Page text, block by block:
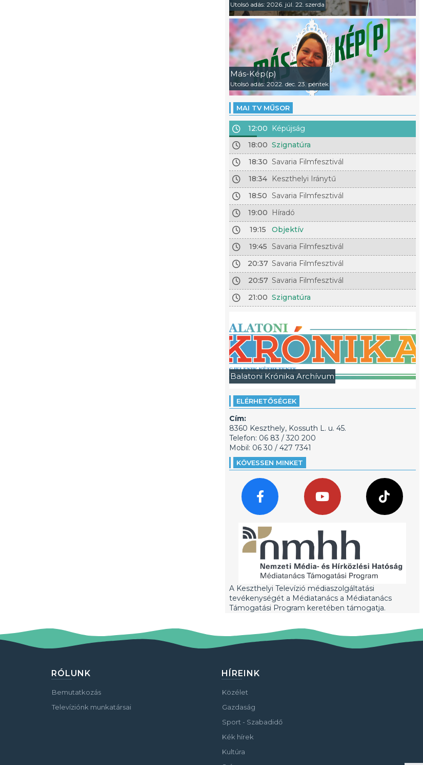
Utolsó adás: 2026. júl. 22. szerda
Más-Kép(p)
Utolsó adás: 2022. dec. 23. péntek
MAI TV MŰSOR
12:00
Képújság
18:00 Szignatúra
18:30 Savaria Filmfesztivál
18:34
Keszthelyi Iránytű
18:50 Savaria Filmfesztivál
19:00
Híradó
19:15
Objektív
19:45
Savaria Filmfesztivál
20:37 Savaria Filmfesztivál
20:57 Savaria Filmfesztivál
21:00 Szignatúra
Balatoni Krónika Archívum
ELÉRHETŐSÉGEK
Cím:
8360 Keszthely, Kossuth L. u. 45.
Telefon: 06 83 / 320 200
Mobil: 06 30 / 427 7341
KÖVESSEN MINKET
A Keszthelyi Televízió médiaszolgáltatási
tevékenységét a Médiatanács a Médiatanács
Támogatási Program keretében támogatja.
RÓLUNK
Bemutatkozás
Televíziónk munkatársai
HÍREINK
Közélet
Gazdaság
Sport - Szabadidő
Kék hírek
Kultúra